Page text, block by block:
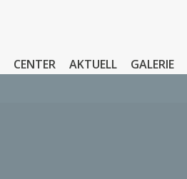
CENTER AKTUELL GALERIE